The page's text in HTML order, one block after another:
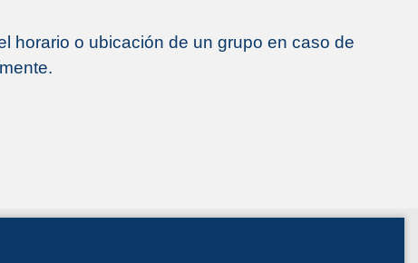
horario o ubicación de un grupo en caso de